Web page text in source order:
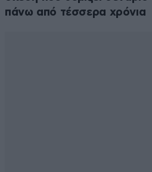
πάνω από τέσσερα χρόνια